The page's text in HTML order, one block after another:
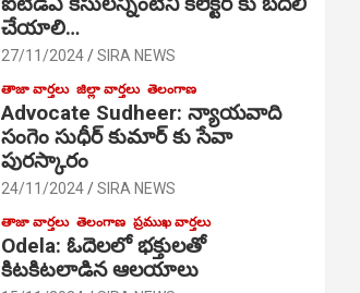
చేయాలి…
27/11/2024 SIRA NEWS
తాజా వార్తలు జిల్లా వార్తలు తెలంగాణ
Advocate Sudheer: న్యాయవాది
సంగెం సుధీర్ కుమార్ కు సేవా
పురస్కారం
24/11/2024 SIRA NEWS
తాజా వార్తలు తెలంగాణ ప్రముఖ వార్తలు
Odela: ఓదెల‌లో భక్తులతో
కిటకిటలాడిన ఆల‌యాలు